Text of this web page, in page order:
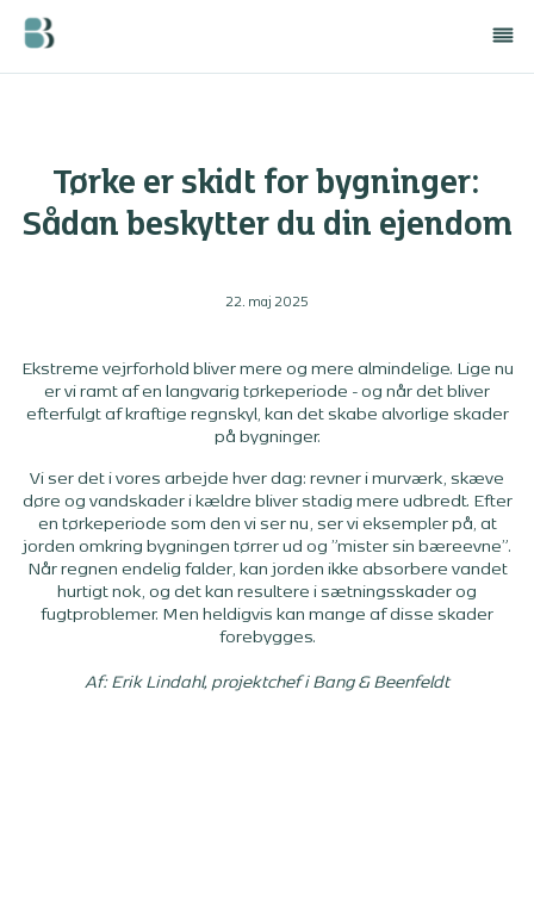
Tørke er skidt for bygninger:
Sådan beskytter du din ejendom
22. maj 2025
Ekstreme vejrforhold bliver mere og mere almindelige. Lige nu
er vi ramt af en langvarig tørkeperiode - og når det bliver
efterfulgt af kraftige regnskyl, kan det skabe alvorlige skader
på bygninger.
Vi ser det i vores arbejde hver dag: revner i murværk, skæve
døre og vandskader i kældre bliver stadig mere udbredt. Efter
en tørkeperiode som den vi ser nu, ser vi eksempler på, at
jorden omkring bygningen tørrer ud og ”mister sin bæreevne”.
Når regnen endelig falder, kan jorden ikke absorbere vandet
hurtigt nok, og det kan resultere i sætningsskader og
fugtproblemer. Men heldigvis kan mange af disse skader
forebygges.
Af: Erik Lindahl, projektchef i Bang & Beenfeldt